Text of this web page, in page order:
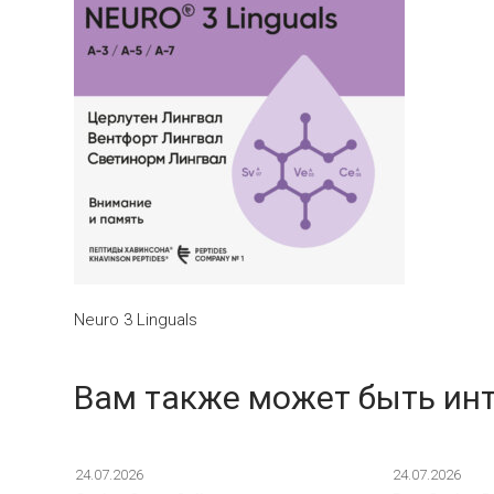
Neuro 3 Linguals
Вам также может быть
24.07.2026 24.07.2026